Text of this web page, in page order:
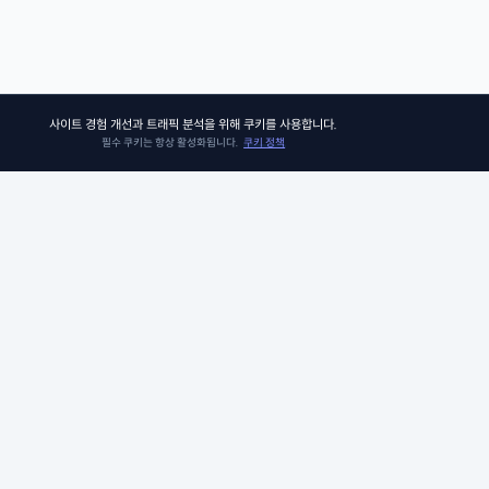
사이트 경험 개선과 트래픽 분석을 위해 쿠키를 사용합니다.
필수 쿠키는 항상 활성화됩니다. 쿠키 정책